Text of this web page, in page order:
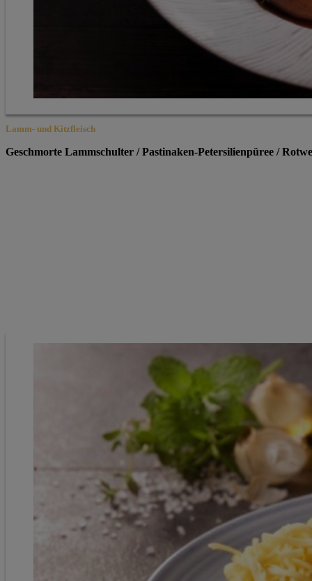
Lamm- und Kitzfleisch
Geschmorte Lammschulter / Pastinaken-Petersilienpüree /